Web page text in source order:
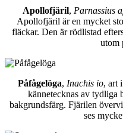
Apollofjäril, Parnassius
Apollofjäril är en mycket
fläckar. Den är rödlistad
utom
Påfågelöga, Inachis io, art
kännetecknas av tydliga
bakgrundsfärg. Fjärilen
ses